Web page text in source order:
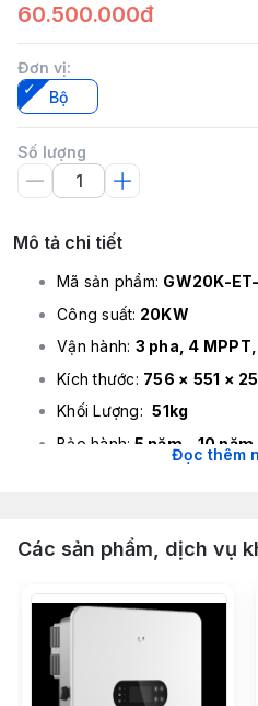
60.500.000đ
Đơn vị:
Bộ
Số lượng
Mô tả chi tiết
Mã sản phẩm: GW20K-
Công suất: 20KW
Vận hành: 3 pha, 4
Kích thước: 756 × 551 ×
Khối Lượng:51kg
Bảo hành: 5 năm - 10
Trung Quốc
Các tính năng nổi bật
Lưu trữ linh hoạt:
Tương
Lithium-ion và ắc quy chì.
dòng pin của hãng như
Đọc thêm
Các sản phẩm, dịch vụ